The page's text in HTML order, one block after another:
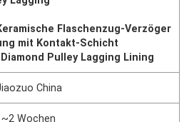
Flaschenzug-Verzöger
mit Kontakt-Schicht
Diamond Pulley Lagging Lining
China
Wochen